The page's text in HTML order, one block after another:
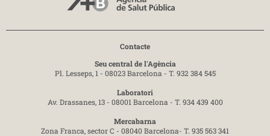
Contacte
Seu central de l'Agència
Pl. Lesseps, 1 - 08023 Barcelona - T. 932 384 545
Laboratori
Av. Drassanes, 13 - 08001 Barcelona - T. 934 439 400
Mercabarna
Zona Franca, sector C - 08040 Barcelona- T. 935 563 341